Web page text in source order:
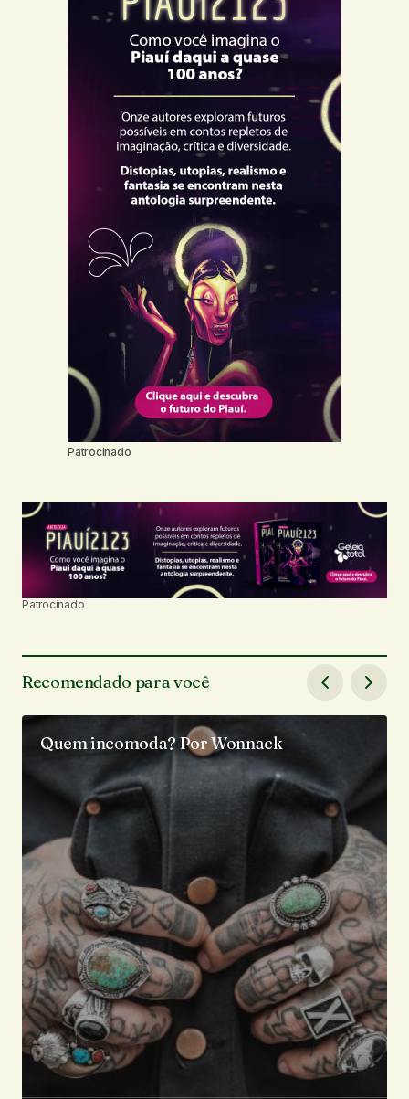
Patrocinado
Patrocinado
Recomendado para você
Quem incomoda? Por Wonnack